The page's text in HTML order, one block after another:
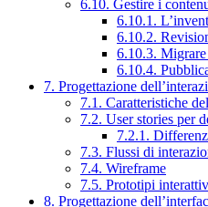
6.10. Gestire i
6.10.1.
6.10.2.
6.10.3.
6.10.4.
7. Progettazione
7.1. Caratteristiche
7.2. User stories per
7.2.1.
7.3. Flussi di
7.4. Wireframe
7.5. Prototipi
8. Progettazione